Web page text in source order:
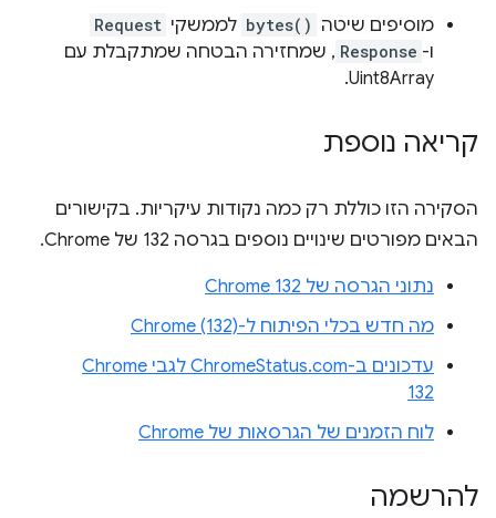
מוסיפים שיטה bytes() לממשקי Request
ו- Response , שמחזירה הבטחה שמתקבלת עם
Uint8Array.
קריאה נוספת
הסקירה הזו כוללת רק כמה נקודות עיקריות. בקישורים
הבאים מפורטים שינויים נוספים בגרסה 132 של Chrome.
נתוני הגרסה של Chrome 132
מה חדש בכלי הפיתוח ל-Chrome (132)
עדכונים ב-ChromeStatus.com לגבי Chrome
132
לוח הזמנים של הגרסאות של Chrome
להרשמה